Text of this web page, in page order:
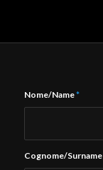
Nome/Name*
Cognome/Surname